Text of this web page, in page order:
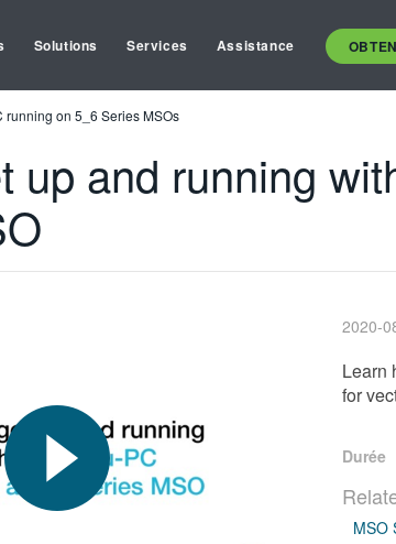
Solutions Services Assistance
running on 5_6 Series MSOs
up and running
2020-
Learn
for
Durée
MSO